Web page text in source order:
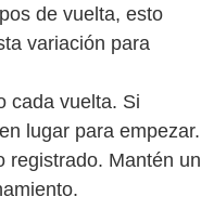
de vuelta, esto
variación para
cada vuelta. Si
lugar para empezar.
registrado. Mantén un